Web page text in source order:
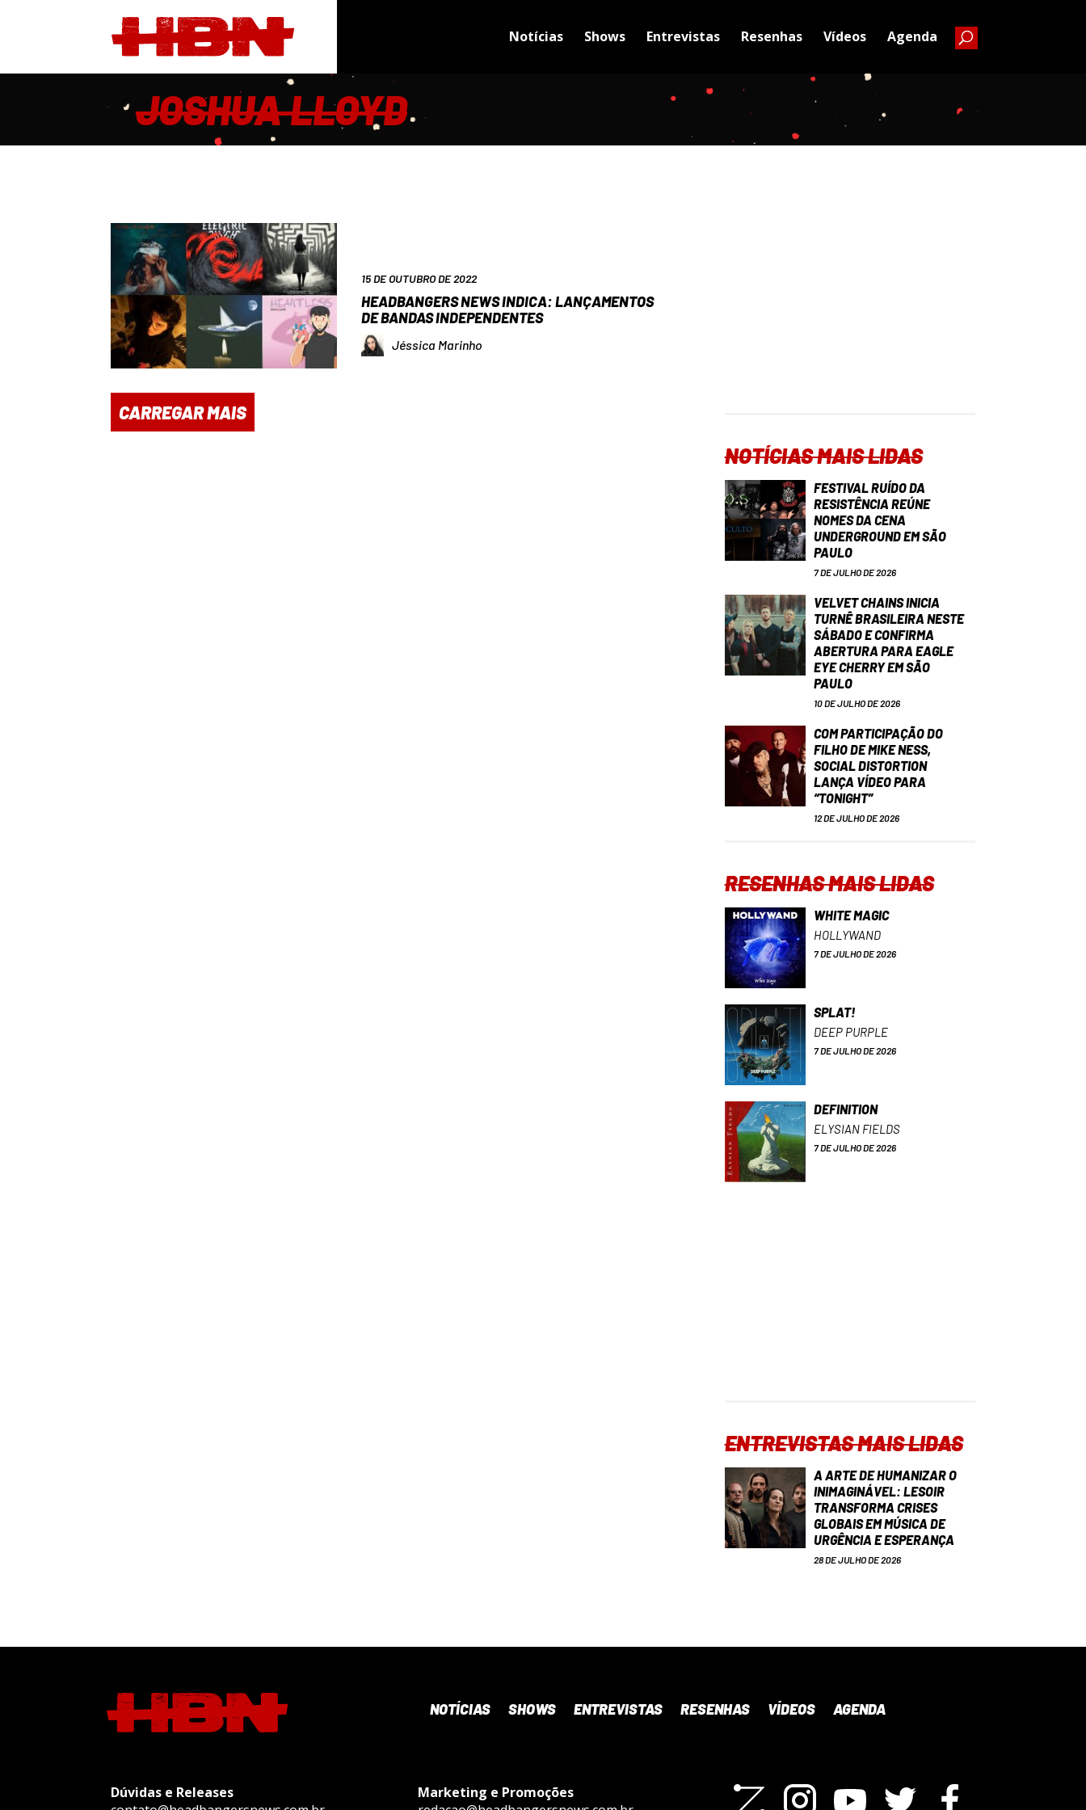
Notícias Shows Entrevistas Resenhas Vídeos Agenda
JOSHUA LLOYD
15 DE OUTUBRO DE 2022
HEADBANGERS NEWS INDICA: LANÇAMENTOS
DE BANDAS INDEPENDENTES
Jéssica Marinho
CARREGAR MAIS
NOTÍCIAS MAIS LIDAS
FESTIVAL RUÍDO DA
RESISTÊNCIA REÚNE
NOMES DA CENA
UNDERGROUND EM SÃO
PAULO
7 DE JULHO DE 2026
VELVET CHAINS INICIA
TURNÊ BRASILEIRA NESTE
SÁBADO E CONFIRMA
ABERTURA PARA EAGLE
EYE CHERRY EM SÃO
PAULO
10 DE JULHO DE 2026
COM PARTICIPAÇÃO DO
FILHO DE MIKE NESS,
SOCIAL DISTORTION
LANÇA VÍDEO PARA
“TONIGHT”
12 DE JULHO DE 2026
RESENHAS MAIS LIDAS
WHITE MAGIC
HOLLYWAND
7 DE JULHO DE 2026
SPLAT!
DEEP PURPLE
7 DE JULHO DE 2026
DEFINITION
ELYSIAN FIELDS
7 DE JULHO DE 2026
ENTREVISTAS MAIS LIDAS
A ARTE DE HUMANIZAR O
INIMAGINÁVEL: LESOIR
TRANSFORMA CRISES
GLOBAIS EM MÚSICA DE
URGÊNCIA E ESPERANÇA
28 DE JULHO DE 2026
NOTÍCIAS SHOWS ENTREVISTAS RESENHAS VÍDEOS AGENDA
Dúvidas e Releases
Marketing e Promoções